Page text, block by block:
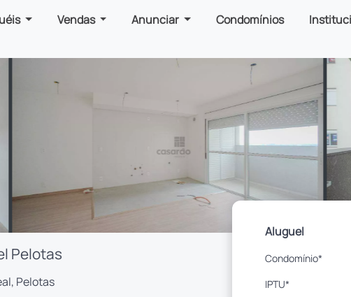
Vendas Anunciar Condomínios
Pelotas
Pelotas
Aluguel
Condomínio*
IPTU*